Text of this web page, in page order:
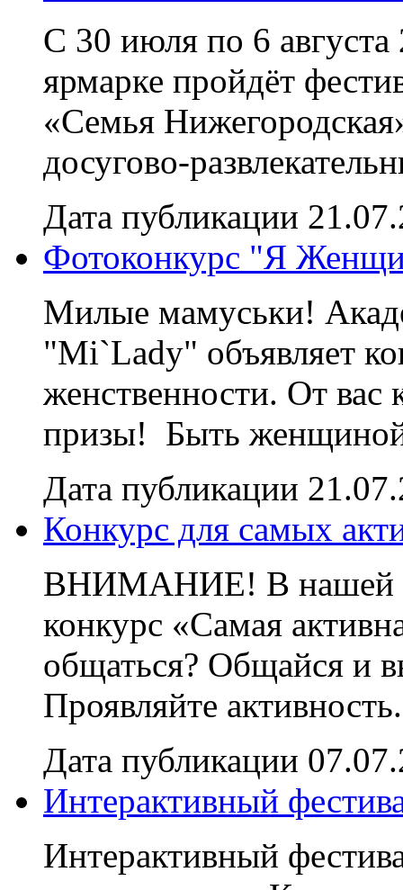
С 30 июля по 6
ярмарке пройдёт
«Семья
досугово-
Дата публикации
Фотоконкурс "Я
Милые мамуськи!
"Mi`Lady" объявляет
женственности. От вас
призы! Быть
Дата публикации
Конкурс для самых
ВНИМАНИЕ! В нашей
конкурс «Самая
общаться? Общайся и
Проявляйте
Дата публикации
Интерактивный
Интерактивный